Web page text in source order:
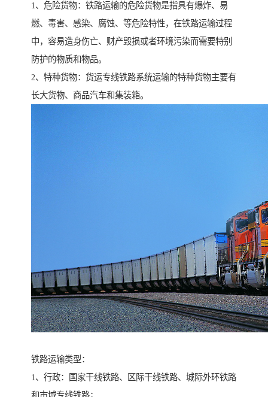
1、危险货物：铁路运输的危险货物是指具有爆炸、易
燃、毒害、感染、腐蚀、等危险特性，在铁路运输过程
中，容易造身伤亡、财产毁损或者环境污染而需要特别
防护的物质和物品。
2、特种货物：货运专线铁路系统运输的特种货物主要有
长大货物、商品汽车和集装箱。
铁路运输类型：
1、行政：国家干线铁路、区际干线铁路、城际外环铁路